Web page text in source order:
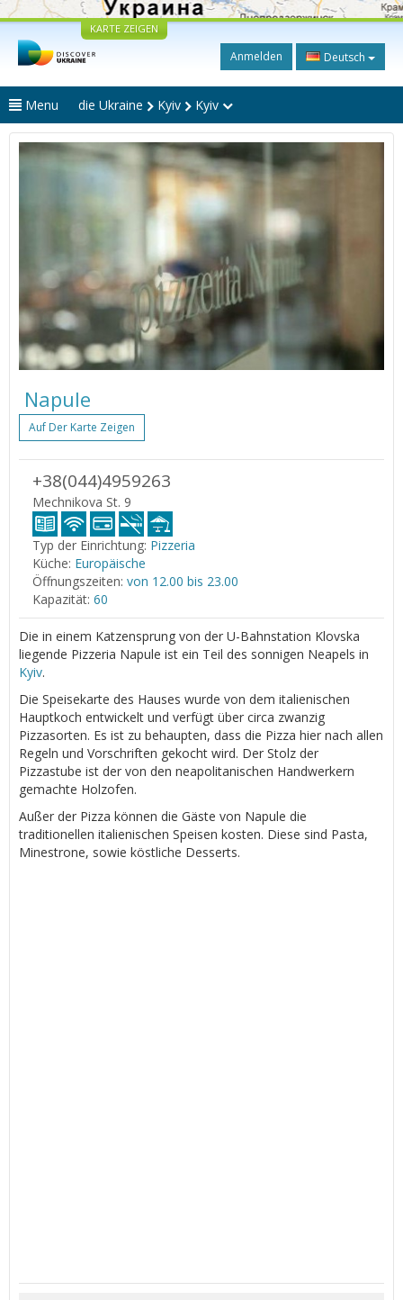
KARTE ZEIGEN
Anmelden Deutsch
Menu die Ukraine Kyiv Kyiv
Napule
Auf Der Karte Zeigen
+38(044)4959263
Mechnikova St. 9
Typ der Einrichtung: Pizzeria
Küche: Europäische
Öffnungszeiten: von 12.00 bis 23.00
Kapazität: 60
Die in einem Katzensprung von der U-Bahnstation Klovska
liegende Pizzeria Napule ist ein Teil des sonnigen Neapels in
Kyiv.
Die Speisekarte des Hauses wurde von dem italienischen
Hauptkoch entwickelt und verfügt über circa zwanzig
Pizzasorten. Es ist zu behaupten, dass die Pizza hier nach allen
Regeln und Vorschriften gekocht wird. Der Stolz der
Pizzastube ist der von den neapolitanischen Handwerkern
gemachte Holzofen.
Außer der Pizza können die Gäste von Napule die
traditionellen italienischen Speisen kosten. Diese sind Pasta,
Minestrone, sowie köstliche Desserts.